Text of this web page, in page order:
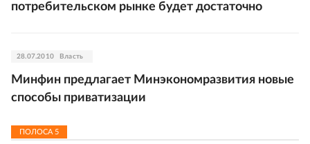
потребительском рынке будет достаточно
28.07.2010 Власть
Минфин предлагает Минэкономразвития новые
способы приватизации
ПОЛОСА 5